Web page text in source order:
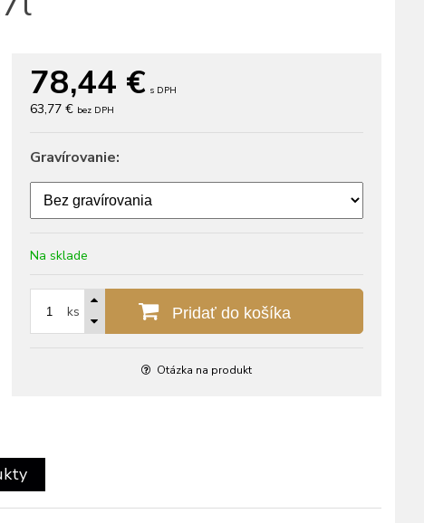
78,44 € s DPH
63,77 € bez DPH
Gravírovanie:
Na sklade
ks Pridať do košíka
Otázka na produkt